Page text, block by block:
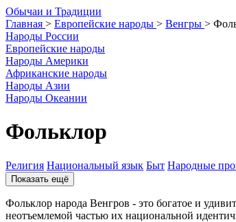
Обычаи и Традиции
Главная > Европейские народы > Венгры >
Народы России
Европейские народы
Народы Америки
Африканские народы
Народы Азии
Народы Океании
Фольклор
Религия Национальный язык Быт Народные
Показать ещё
Фольклор народа Венгров - это богатое и
неотъемлемой частью их национальной